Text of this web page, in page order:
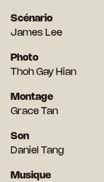
Scénario
James Lee
Photo
Thoh Gay Hian
Montage
Grace Tan
Son
Daniel Tang
Musique